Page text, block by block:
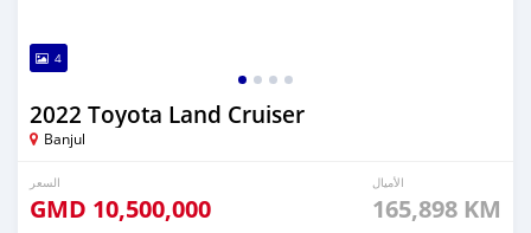
4
2022 Toyota Land Cruiser
Banjul
السعر
GMD 10,500,000
الأميال
165,898 KM